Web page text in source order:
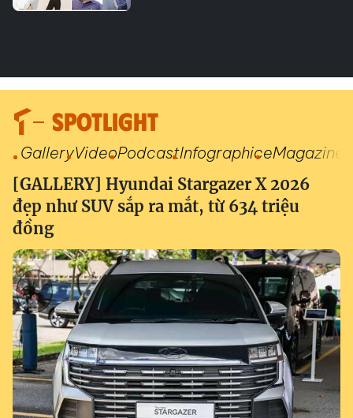
SPOTLIGHT
GalleryVideoPodcastInfographiceMagazine
[GALLERY] Hyundai Stargazer X 2026
đẹp như SUV sắp ra mắt, từ 634 triệu
đồng